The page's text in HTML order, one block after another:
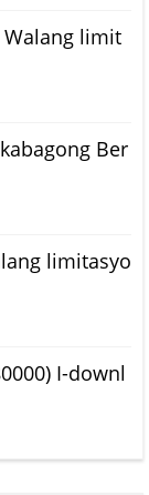
Walang limit
Ber
limitasyo
I-downl